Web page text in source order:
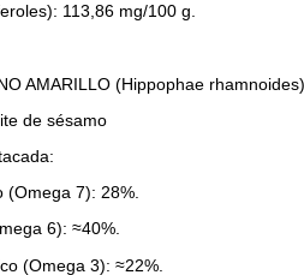
113,86 mg/100 g.
AMARILLO (Hippophae rhamnoides)
de sésamo
(Omega 7): 28%.
6): ≈40%.
(Omega 3): ≈22%.